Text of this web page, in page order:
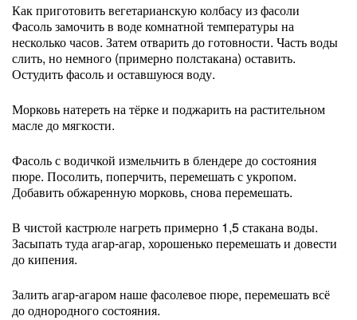
Как приготовить вегетарианскую колбасу из фасоли
Фасоль замочить в воде комнатной температуры на
несколько часов. Затем отварить до готовности. Часть воды
слить, но немного (примерно полстакана) оставить.
Остудить фасоль и оставшуюся воду.
Морковь натереть на тёрке и поджарить на растительном
масле до мягкости.
Фасоль с водичкой измельчить в блендере до состояния
пюре. Посолить, поперчить, перемешать с укропом.
Добавить обжаренную морковь, снова перемешать.
В чистой кастрюле нагреть примерно 1,5 стакана воды.
Засыпать туда агар-агар, хорошенько перемешать и довести
до кипения.
Залить агар-агаром наше фасолевое пюре, перемешать всё
до однородного состояния.